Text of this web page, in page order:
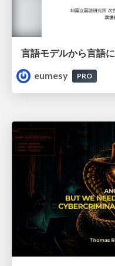
eumesy
PRO